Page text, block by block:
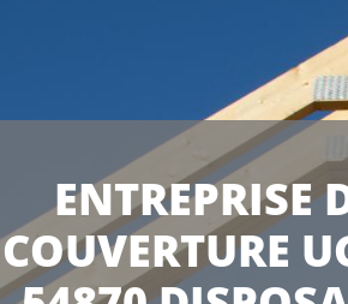
ENTREPRISE
COUVERTURE